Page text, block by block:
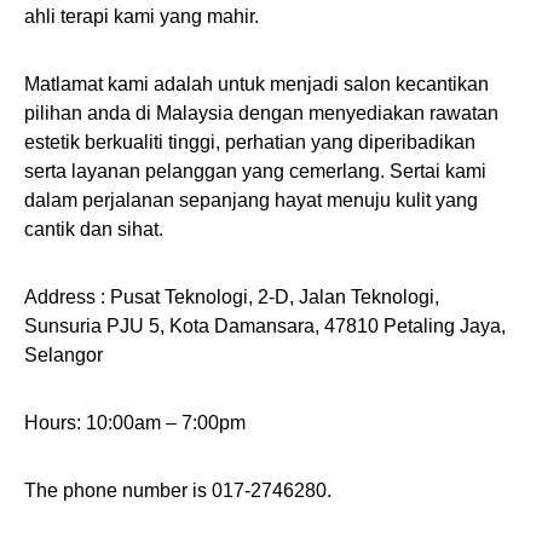
ahli terapi kami yang mahir.
Matlamat kami adalah untuk menjadi salon kecantikan
pilihan anda di Malaysia dengan menyediakan rawatan
estetik berkualiti tinggi, perhatian yang diperibadikan
serta layanan pelanggan yang cemerlang. Sertai kami
dalam perjalanan sepanjang hayat menuju kulit yang
cantik dan sihat.
Address : Pusat Teknologi, 2-D, Jalan Teknologi,
Sunsuria PJU 5, Kota Damansara, 47810 Petaling Jaya,
Selangor
Hours: 10:00am – 7:00pm
The phone number is 017-2746280.